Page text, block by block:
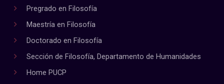
Pregrado en Filosofía
Maestría en Filosofía
Doctorado en Filosofía
Sección de Filosofía, Departamento de Humanidades
Home PUCP